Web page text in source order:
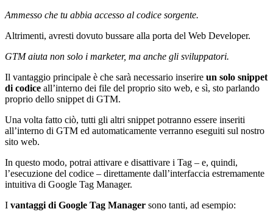
Ammesso che tu abbia accesso al codice sorgente.
Altrimenti, avresti dovuto bussare alla porta del Web Developer.
GTM aiuta non solo i marketer, ma anche gli sviluppatori.
Il vantaggio principale è che sarà necessario inserire un solo snippet
di codice all’interno dei file del proprio sito web, e sì, sto parlando
proprio dello snippet di GTM.
Una volta fatto ciò, tutti gli altri snippet potranno essere inseriti
all’interno di GTM ed automaticamente verranno eseguiti sul nostro
sito web.
In questo modo, potrai attivare e disattivare i Tag – e, quindi,
l’esecuzione del codice – direttamente dall’interfaccia estremamente
intuitiva di Google Tag Manager.
I vantaggi di Google Tag Manager sono tanti, ad esempio: